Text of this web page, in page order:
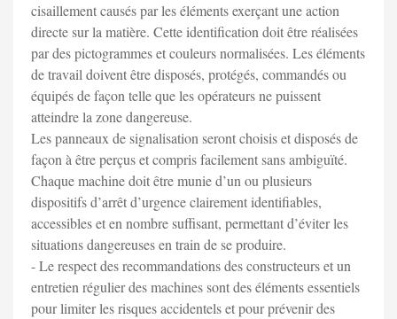
cisaillement causés par les éléments exerçant une action
directe sur la matière. Cette identification doit être réalisées
par des pictogrammes et couleurs normalisées. Les éléments
de travail doivent être disposés, protégés, commandés ou
équipés de façon telle que les opérateurs ne puissent
atteindre la zone dangereuse.
Les panneaux de signalisation seront choisis et disposés de
façon à être perçus et compris facilement sans ambiguïté.
Chaque machine doit être munie d’un ou plusieurs
dispositifs d’arrêt d’urgence clairement identifiables,
accessibles et en nombre suffisant, permettant d’éviter les
situations dangereuses en train de se produire.
- Le respect des recommandations des constructeurs et un
entretien régulier des machines sont des éléments essentiels
pour limiter les risques accidentels et pour prévenir des